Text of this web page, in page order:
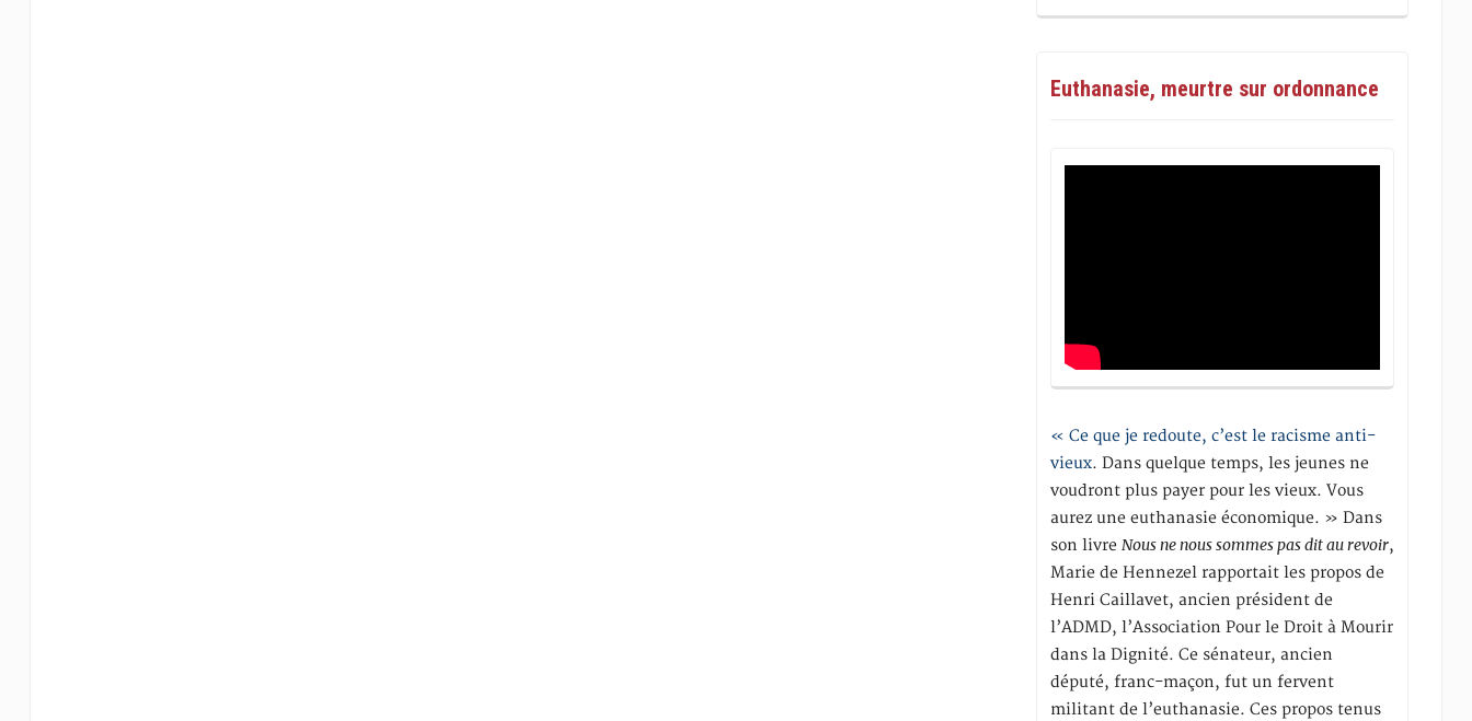
Euthanasie, meurtre sur ordonnance
« Ce que je redoute, c’est le racisme anti-
vieux. Dans quelque temps, les jeunes ne
voudront plus payer pour les vieux. Vous
aurez une euthanasie économique. » Dans
son livreNous ne nous sommes pas dit au revoir,
Marie de Hennezel rapportait les propos de
Henri Caillavet, ancien président de
l’ADMD, l’Association Pour le Droit à Mourir
dans la Dignité. Ce sénateur, ancien
député, franc-maçon, fut un fervent
militant de l’euthanasie. Ces propos tenus